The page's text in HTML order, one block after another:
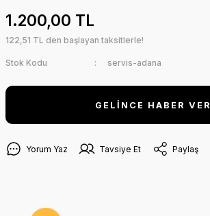
1.200,00 TL
122,51 TL den başlayan taksitlerle!
Stok Kodu servis-adana
GELİNCE HABER VER
Yorum Yaz Tavsiye Et Paylaş